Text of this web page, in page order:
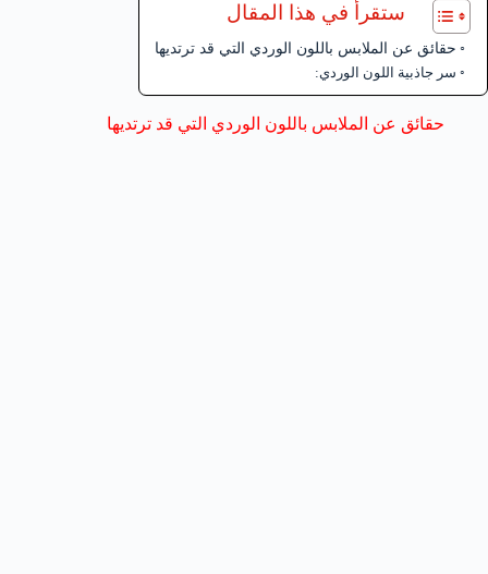
ستقرأ في هذا المقال
حقائق عن الملابس باللون الوردي التي قد ترتديها
سر جاذبية اللون الوردي:
حقائق عن الملابس باللون الوردي التي قد ترتديها